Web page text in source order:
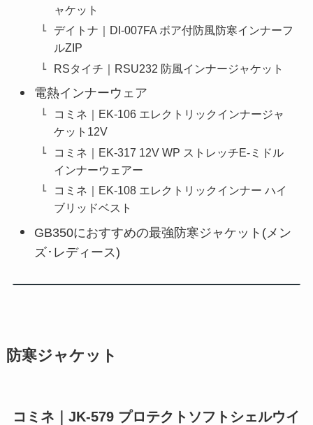
ャケット
デイトナ｜DI-007FA ボア付防風防寒インナーフ
ルZIP
RSタイチ｜RSU232 防風インナージャケット
電熱インナーウェア
コミネ｜EK-106 エレクトリックインナージャ
ケット12V
コミネ｜EK-317 12V WP ストレッチE-ミドル
インナーウェアー
コミネ｜EK-108 エレクトリックインナー ハイ
ブリッドベスト
GB350におすすめの最強防寒ジャケット(メン
ズ･レディース)
防寒ジャケット
コミネ｜JK-579 プロテクトソフトシェルウイ